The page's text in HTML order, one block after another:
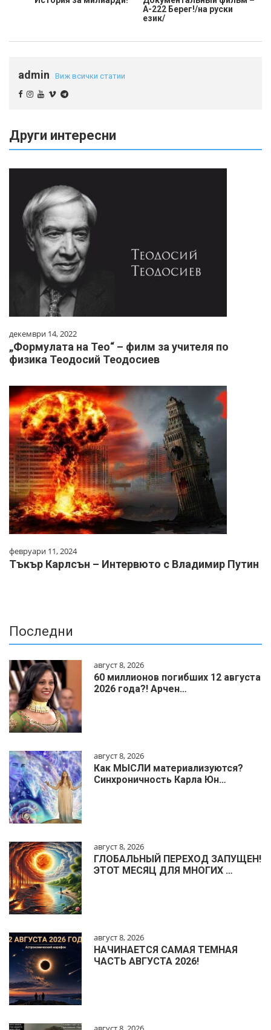
А-222 Берег!/на руски
език/
admin Виж всички статии
Други интересни
декември 14, 2022
„Формулата на Тео“ – филм за учителя по
физика Теодосий Теодосиев
февруари 11, 2024
Тъкър Карлсън – Интервюто с Владимир Путин
Последни
август 8, 2026
60 миллионов погибших 12 августа
2026 года?! Арчен…
август 8, 2026
Как МЫСЛИ материализуются?
Синхроничность Карла Юн…
август 8, 2026
ГЛОБАЛЬНЫЙ ПЕРЕХОД ЗАПУЩЕН!
ЭТОТ МЕСЯЦ ДЛЯ МНОГИХ …
август 8, 2026
НАЧИНАЕТСЯ САМАЯ ТЕМНАЯ
ЧАСТЬ АВГУСТА 2026!